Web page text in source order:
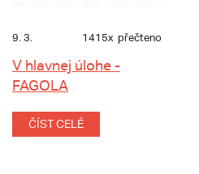
9. 3. 1415x přečteno
V hlavnej úlohe -
FAGOLA
ČÍST CELÉ